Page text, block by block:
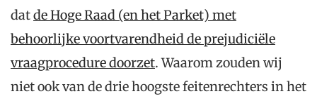
datde Hoge Raad (en het Parket) met
behoorlijke voortvarendheid de prejudiciële
vraagprocedure doorzet. Waarom zouden wij
niet ook van de drie hoogste feitenrechters in het